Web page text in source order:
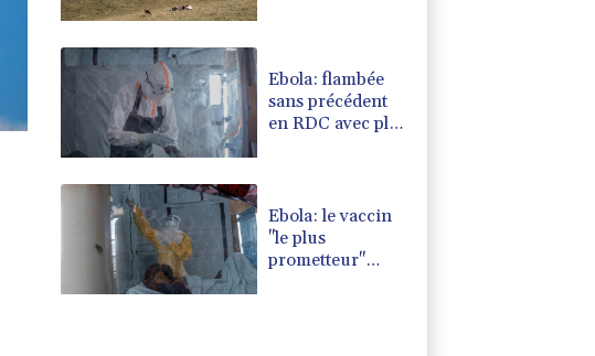
laitières
Ebola: flambée
sans précédent
en RDC avec plus
Ebola: le vaccin
"le plus
prometteur"